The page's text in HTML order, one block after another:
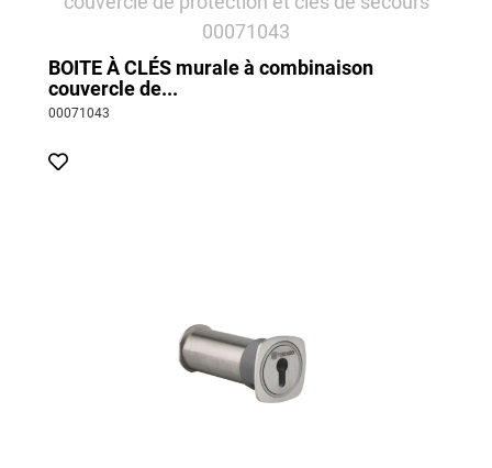
BOITE À CLÉS murale à combinaison
couvercle de...
00071043